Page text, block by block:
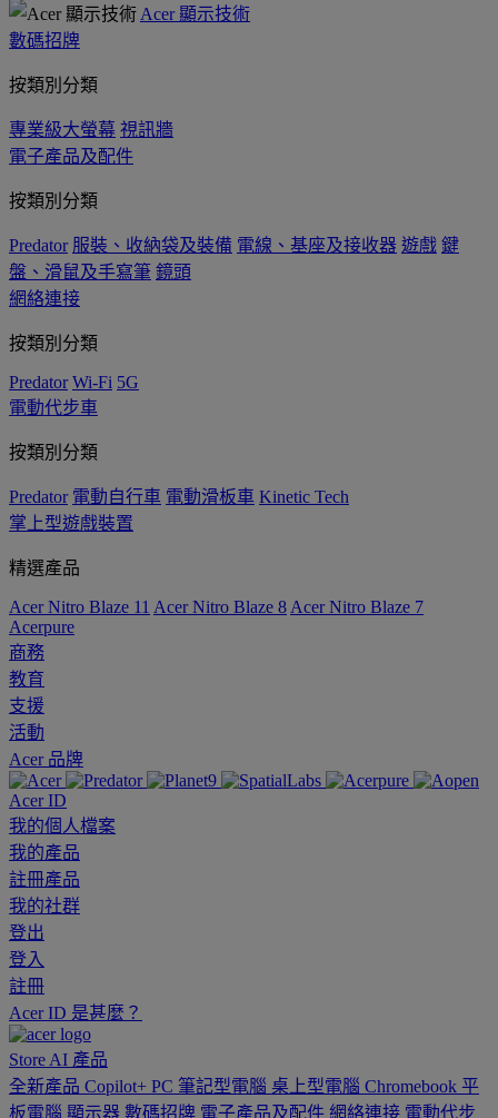
Acer 顯示技術
數碼招牌
按類別分類
專業級大螢幕 視訊牆
電子產品及配件
按類別分類
Predator 服裝、收納袋及裝備 電線、基座及接收器 遊戲 鍵
盤、滑鼠及手寫筆 鏡頭
網絡連接
按類別分類
Predator Wi-Fi 5G
電動代步車
按類別分類
Predator 電動自行車 電動滑板車 Kinetic Tech
掌上型遊戲裝置
精選產品
Acer Nitro Blaze 11 Acer Nitro Blaze 8 Acer Nitro Blaze 7
Acerpure
商務
教育
支援
活動
Acer 品牌
Acer ID
我的個人檔案
我的產品
註冊產品
我的社群
登出
登入
註冊
Acer ID 是甚麼？
Store AI 產品
全新產品 Copilot+ PC 筆記型電腦 桌上型電腦 Chromebook 平
板電腦 顯示器 數碼招牌 電子產品及配件 網絡連接 電動代步